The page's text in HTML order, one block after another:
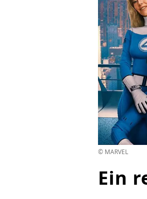
© MARVEL
Ein